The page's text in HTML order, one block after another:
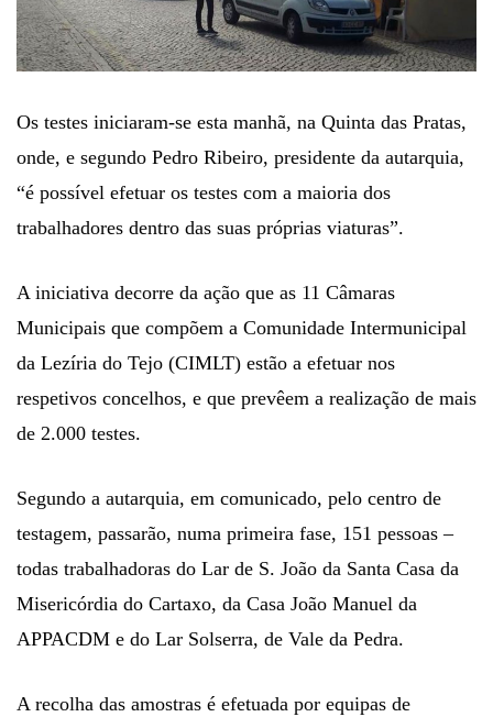
Os testes iniciaram-se esta manhã, na Quinta das Pratas,
onde, e segundo Pedro Ribeiro, presidente da autarquia,
“é possível efetuar os testes com a maioria dos
trabalhadores dentro das suas próprias viaturas”.
A iniciativa decorre da ação que as 11 Câmaras
Municipais que compõem a Comunidade Intermunicipal
da Lezíria do Tejo (CIMLT) estão a efetuar nos
respetivos concelhos, e que prevêem a realização de mais
de 2.000 testes.
Segundo a autarquia, em comunicado, pelo centro de
testagem, passarão, numa primeira fase, 151 pessoas –
todas trabalhadoras do Lar de S. João da Santa Casa da
Misericórdia do Cartaxo, da Casa João Manuel da
APPACDM e do Lar Solserra, de Vale da Pedra.
A recolha das amostras é efetuada por equipas de